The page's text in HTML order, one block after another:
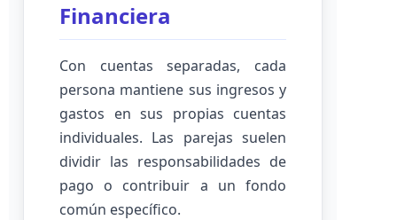
Financiera
Con cuentas separadas, cada
persona mantiene sus ingresos y
gastos en sus propias cuentas
individuales. Las parejas suelen
dividir las responsabilidades de
pago o contribuir a un fondo
común específico.